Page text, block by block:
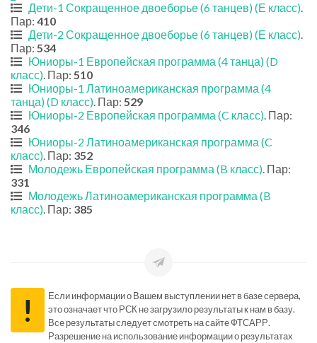
Дети-1 Сокращенное двоеборье (6 танцев) (Е класс).
Пар: 410
Дети-2 Сокращенное двоеборье (6 танцев) (Е класс).
Пар: 534
Юниоры-1 Европейская программа (4 танца) (D
класс). Пар: 510
Юниоры-1 Латиноамериканская программа (4
танца) (D класс). Пар: 529
Юниоры-2 Европейская программа (C класс). Пар:
346
Юниоры-2 Латиноамериканская программа (C
класс). Пар: 352
Молодежь Европейская программа (B класс). Пар:
331
Молодежь Латиноамериканская программа (B
класс). Пар: 385
!
Если информации о Вашем выступлении нет в базе сервера,
это означает что РСК не загрузило результаты к нам в базу.
Все результаты следует смотреть на сайте ФТСАРР.
Разрешение на использование информации о результатах